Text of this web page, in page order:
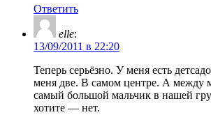
Ответить
elle:
13/09/2011 в 22:20
Теперь серьёзно. У меня есть
меня две. В самом центре. А
самый большой мальчик в нашей
хотите — нет.